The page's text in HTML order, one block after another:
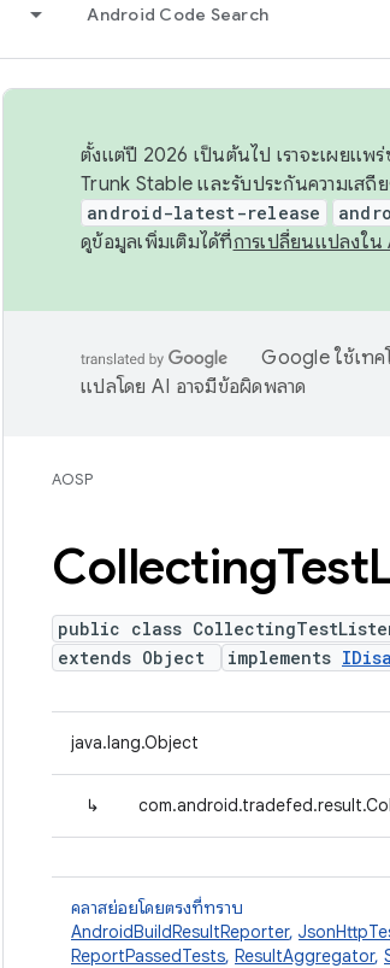
Android Code Search
ตั้งแต่ปี 2026 เป็นต้นไป เราจะเผยแพ
Trunk Stable และรับประกันความเสถี
android-latest-release
ดูข้อมูลเพิ่มเติมได้ที่การเปลี่ยนแปลงใน
Google ใช้เทค
แปลโดย AI อาจมีข้อผิดพลาด
AOSP
CollectingTest
public class
extends Object
implements
java.lang.Object
↳
คลาสย่อยโดยตรงที่ทราบ
AndroidBuildResultReporter,
ReportPassedTests, ResultAggregator,